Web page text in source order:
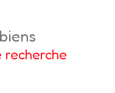
recherche